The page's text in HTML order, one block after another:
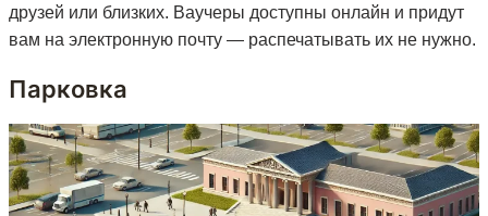
друзей или близких. Ваучеры доступны онлайн и придут
вам на электронную почту — распечатывать их не нужно.
Парковка